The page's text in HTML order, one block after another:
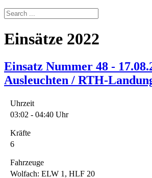
Einsätze 2022
Einsatz Nummer 48 -
Ausleuchten / RTH-
Uhrzeit
03:02 - 04:40 Uhr
Kräfte
6
Fahrzeuge
Wolfach: ELW 1, HLF 20